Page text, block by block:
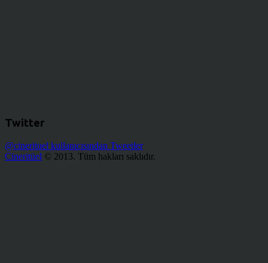
Twitter
@cinerituel kullanıcısından Tweetler
Cineritüel © 2013. Tüm hakları saklıdır.